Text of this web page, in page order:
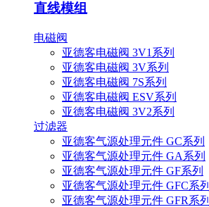
直线模组
电磁阀
亚德客电磁阀 3V1系列
亚德客电磁阀 3V系列
亚德客电磁阀 7S系列
亚德客电磁阀 ESV系列
亚德客电磁阀 3V2系列
过滤器
亚德客气源处理元件 GC系列
亚德客气源处理元件 GA系列
亚德客气源处理元件 GF系列
亚德客气源处理元件 GFC系列
亚德客气源处理元件 GFR系列